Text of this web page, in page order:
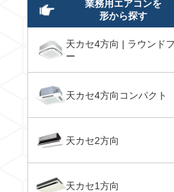
業務用エアコンを
形から探す
天カセ4方向 | ラウンド
ー
天カセ4方向コンパクト
天カセ2方向
天カセ1方向